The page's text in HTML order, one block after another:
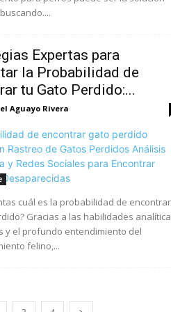
Expertas para
la Probabilidad de
tu Gato Perdido:...
Aguayo Rivera
cuál es la probabilidad de encontrar
Gracias a las habilidades
y el profundo entendimiento del
felino,...